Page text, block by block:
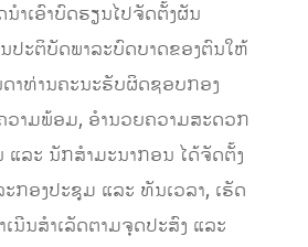
ນໍາເອົາບົດຮຽນໄປຈັດຕັ້ງຜັນ
ປະຕິບັດພາລະບົດບາດຂອງຕົນໃຫ້
າທ່ານຄະນະຮັບຜິດຊອບກອງ
າມພ້ອມ, ອໍານວຍຄວາມສະດວກ
ລະ ນັກສໍາມະນາກອນ ໄດ້ຈັດຕັ້ງ
ກອງປະຊຸມ ແລະ ທັນເວລາ, ເຮັດ
ນີນສໍາເລັດຕາມຈຸດປະສົງ ແລະ